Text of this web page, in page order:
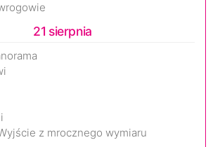
21 sierpnia
z mrocznego wymiaru